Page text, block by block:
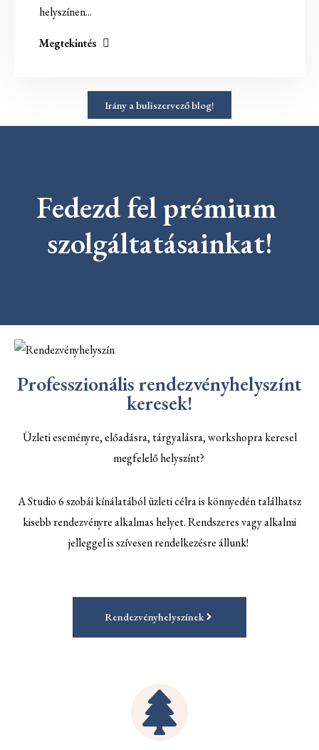
helyszínen...
Megtekintés
Irány a buliszervező blog!
Fedezd fel prémium
szolgáltatásainkat!
Professzionális rendezvényhelyszínt
keresek!
Üzleti eseményre, előadásra, tárgyalásra, workshopra keresel
megfelelő helyszínt?
A Studio 6 szobái kínálatából üzleti célra is könnyedén találhatsz
kisebb rendezvényre alkalmas helyet. Rendszeres vagy alkalmi
jelleggel is szívesen rendelkezésre állunk!
Rendezvényhelyszínek